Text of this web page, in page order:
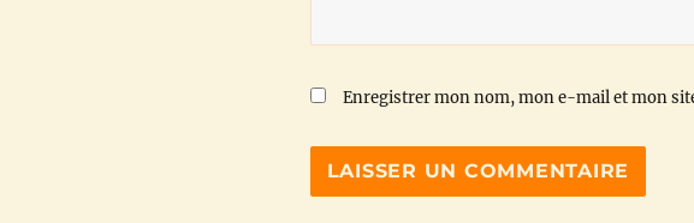
Enregistrer mon nom, mon e-mail et mon